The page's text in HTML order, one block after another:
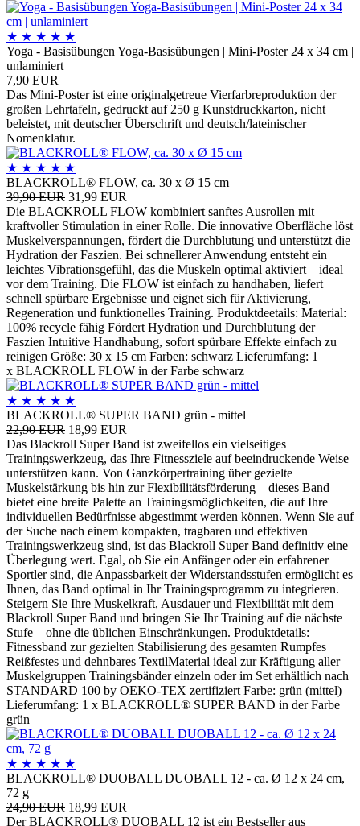
★ ★ ★ ★ ★
Yoga - Basisübungen Yoga-Basisübungen | Mini-Poster 24 x 34 cm |
unlaminiert
7,90 EUR
Das Mini-Poster ist eine originalgetreue Vierfarbreproduktion der
großen Lehrtafeln, gedruckt auf 250 g Kunstdruckkarton, nicht
beleistet, mit deutscher Überschrift und deutsch/lateinischer
Nomenklatur.
★ ★ ★ ★ ★
BLACKROLL® FLOW, ca. 30 x Ø 15 cm
39,90 EUR 31,99 EUR
Die BLACKROLL FLOW kombiniert sanftes Ausrollen mit
kraftvoller Stimulation in einer Rolle. Die innovative Oberfläche löst
Muskelverspannungen, fördert die Durchblutung und unterstützt die
Hydration der Faszien. Bei schnellerer Anwendung entsteht ein
leichtes Vibrationsgefühl, das die Muskeln optimal aktiviert – ideal
vor dem Training. Die FLOW ist einfach zu handhaben, liefert
schnell spürbare Ergebnisse und eignet sich für Aktivierung,
Regeneration und funktionelles Training. Produktdeetails: Material:
100% recycle fähig Fördert Hydration und Durchblutung der
Faszien Intuitive Handhabung, sofort spürbare Effekte einfach zu
reinigen Größe: 30 x 15 cm Farben: schwarz Lieferumfang: 1
x BLACKROLL FLOW in der Farbe schwarz
★ ★ ★ ★ ★
BLACKROLL® SUPER BAND grün - mittel
22,90 EUR 18,99 EUR
Das Blackroll Super Band ist zweifellos ein vielseitiges
Trainingswerkzeug, das Ihre Fitnessziele auf beeindruckende Weise
unterstützen kann. Von Ganzkörpertraining über gezielte
Muskelstärkung bis hin zur Flexibilitätsförderung – dieses Band
bietet eine breite Palette an Trainingsmöglichkeiten, die auf Ihre
individuellen Bedürfnisse abgestimmt werden können. Wenn Sie auf
der Suche nach einem kompakten, tragbaren und effektiven
Trainingswerkzeug sind, ist das Blackroll Super Band definitiv eine
Überlegung wert. Egal, ob Sie ein Anfänger oder ein erfahrener
Sportler sind, die Anpassbarkeit der Widerstandsstufen ermöglicht es
Ihnen, das Band optimal in Ihr Trainingsprogramm zu integrieren.
Steigern Sie Ihre Muskelkraft, Ausdauer und Flexibilität mit dem
Blackroll Super Band und bringen Sie Ihr Training auf die nächste
Stufe – ohne die üblichen Einschränkungen. Produktdetails:
Fitnessband zur gezielten Stabilisierung des gesamten Rumpfes
Reißfestes und dehnbares TextilMaterial ideal zur Kräftigung aller
Muskelgruppen Trainingsbänder einzeln oder im Set erhältlich nach
STANDARD 100 by OEKO-TEX zertifiziert Farbe: grün (mittel)
Lieferumfang: 1 x BLACKROLL® SUPER BAND in der Farbe
grün
★ ★ ★ ★ ★
BLACKROLL® DUOBALL DUOBALL 12 - ca. Ø 12 x 24 cm,
72 g
24,90 EUR 18,99 EUR
Der BLACKROLL® DUOBALL 12 ist ein Bestseller aus